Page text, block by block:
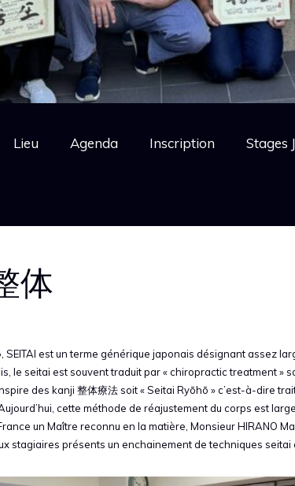
Lieu Agenda Inscription Stages
体
SEITAI est un terme générique japonais désignant assez
le seitai est souvent traduit par « chiropractic treatment »
des kanji 整体療法 soit « Seitai Ryōhō » c’est-à-dire
cette méthode de réajustement du corps est
un Maître reconnu en la matière, Monsieur HIRANO
stagiaires présents un enchainement de techniques seitai